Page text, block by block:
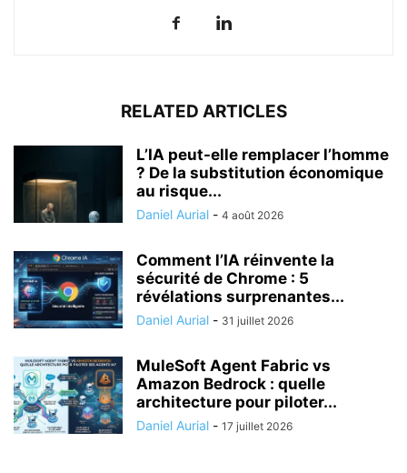
RELATED ARTICLES
L’IA peut-elle remplacer l’homme
? De la substitution économique
au risque...
Daniel Aurial - 4 août 2026
Comment l’IA réinvente la
sécurité de Chrome : 5
révélations surprenantes...
Daniel Aurial - 31 juillet 2026
MuleSoft Agent Fabric vs
Amazon Bedrock : quelle
architecture pour piloter...
Daniel Aurial - 17 juillet 2026